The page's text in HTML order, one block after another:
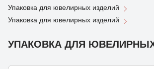
Упаковка для ювелирных изделий
Упаковка для ювелирных изделий
УПАКОВКА ДЛЯ